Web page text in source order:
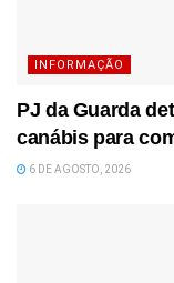
INFORMAÇÃO
PJ da Guarda
canábis para
6 DE AGOSTO, 2026